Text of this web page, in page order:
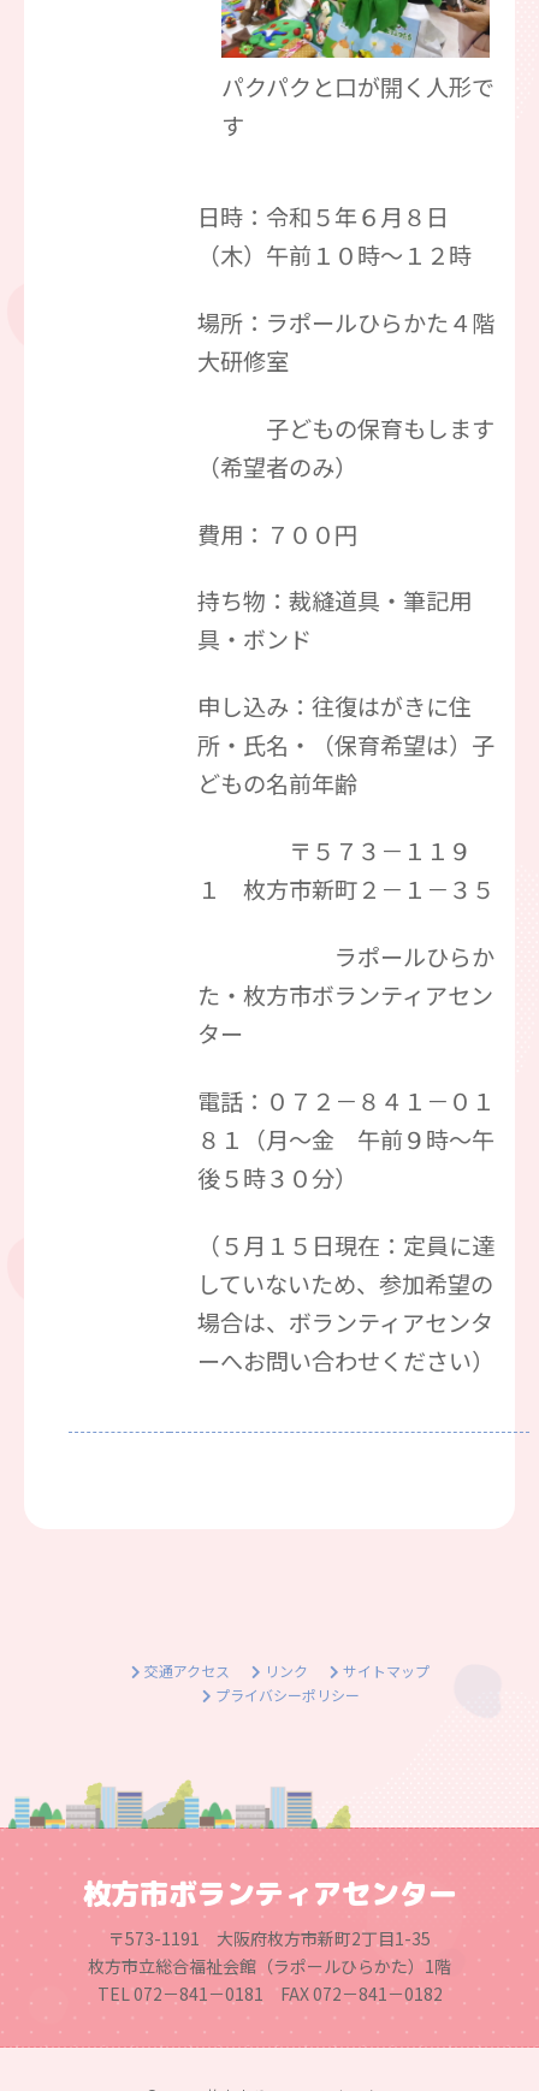
パクパクと口が開く人形で
す
日時：令和５年６月８日
（木）午前１０時～１２時
場所：ラポールひらかた４階
大研修室
子どもの保育もします
（希望者のみ）
費用：７００円
持ち物：裁縫道具・筆記用
具・ボンド
申し込み：往復はがきに住
所・氏名・（保育希望は）子
どもの名前年齢
〒５７３－１１９
１ 枚方市新町２－１－３５
ラポールひらか
た・枚方市ボランティアセン
ター
電話：０７２－８４１－０１
８１（月～金 午前９時～午
後５時３０分）
（５月１５日現在：定員に達
していないため、参加希望の
場合は、ボランティアセンタ
ーへお問い合わせください）
交通アクセス リンク
サイトマップ
プライバシーポリシー
枚方市ボランティアセンター
〒573-1191 大阪府枚方市新町2丁目1-35
枚方市立総合福祉会館（ラポールひらかた）1階
TEL 072－841－0181 FAX 072－841－0182